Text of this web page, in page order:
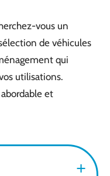
vous un
de véhicules
qui
utilisations.
et